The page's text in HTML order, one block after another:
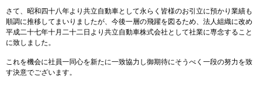
さて、昭和四十八年より共立自動車として永らく皆様のお引立に預かり業績も
順調に推移してまいりましたが、今後一層の飛躍を図るため、法人組織に改め
平成二十七年十月二十二日より共立自動車株式会社として社業に専念すること
に致しました。
これを機会に社員一同心を新たに一致協力し御期待にそうべく一段の努力を致
す決意でございます。